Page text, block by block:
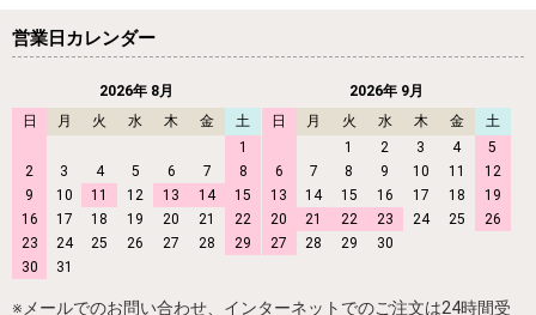
営業日カレンダー
2026年 8月
日
月 火 水 木 金
土
1
2
3 4 5 6 7
8
9
10 11 12 13 14
15
16
17 18 19 20 21
22
23
24 25 26 27 28
29
30
31
2026年 9月
日
月 火 水 木 金
土
1
2 3 4
5
6
7 8 9 10 11
12
13
14 15 16 17 18
19
20
21 22 23 24 25
26
27
28 29 30
※メールでのお問い合わせ、インターネットでのご注文は24時間受